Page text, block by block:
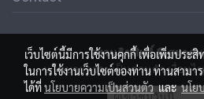
สงวนลิขสิทธิ์ © สมาคม
นโนบายความเป็นส่วนตัว เงื่อนไ
เว็บไซต์นี้มีการใช้งานคุกกี้ เพื่อเพิ่มปร
ในการใช้งานเว็บไซต์ของท่าน ท่านสามา
ได้ที่นโยบายความเป็นส่วนตัวและนโย